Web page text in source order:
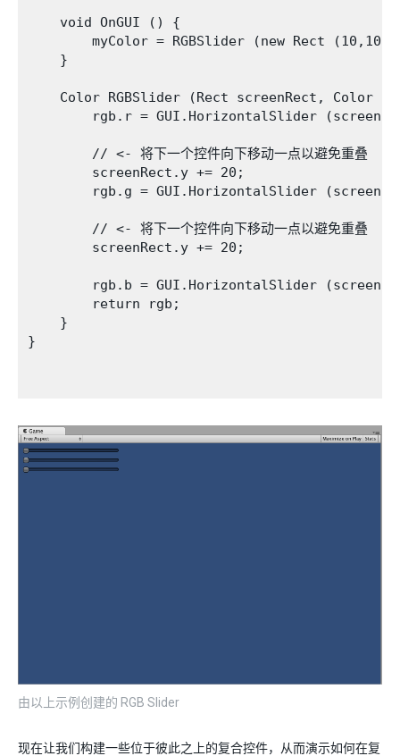
    void OnGUI () {
myColor = RGBSlider (new Rect
    }
Color RGBSlider (Rect screenRect, Color
rgb.r = GUI.HorizontalSlider
        // <- 将下一个控件向下移动一点以避免重叠
        screenRect.y += 20;
rgb.g = GUI.HorizontalSlider
        // <- 将下一个控件向下移动一点以避免重叠
        screenRect.y += 20;
rgb.b = GUI.HorizontalSlider
        return rgb;
    }
}
由以上示例创建的 RGB Slider
现在让我们构建一些位于彼此之上的复合控件，从而演示如何在复